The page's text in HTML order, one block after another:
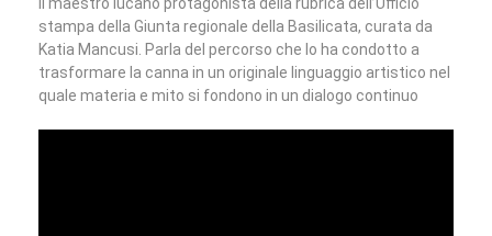
stampa della Giunta regionale della Basilicata, curata da
Katia Mancusi. Parla del percorso che lo ha condotto a
trasformare la canna in un originale linguaggio artistico nel
quale materia e mito si fondono in un dialogo continuo